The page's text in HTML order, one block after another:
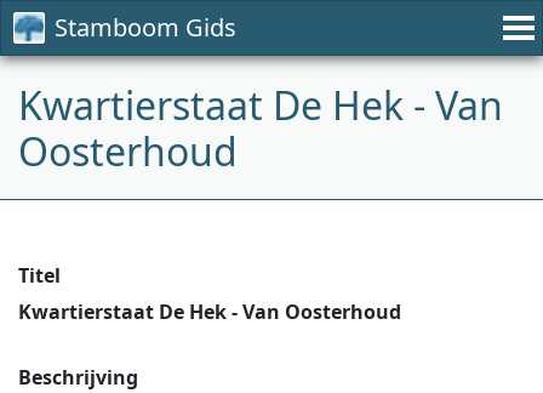
Stamboom Gids
Kwartierstaat De Hek - Van
Oosterhoud
Titel
Kwartierstaat De Hek - Van Oosterhoud
Beschrijving